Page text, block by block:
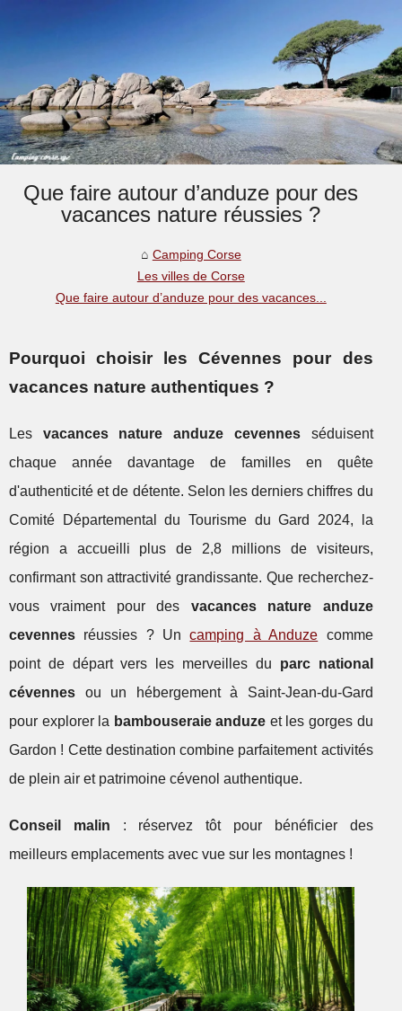
Que faire autour d’anduze pour des
vacances nature réussies ?
Camping Corse
Les villes de Corse
Que faire autour d’anduze pour des vacances...
Pourquoi choisir les Cévennes pour des
vacances nature authentiques ?
Les vacances nature anduze cevennesséduisent
chaque année davantage de familles en quête
d'authenticité et de détente. Selon les derniers chiffres du
Comité Départemental du Tourisme du Gard 2024, la
région a accueilli plus de 2,8 millions de visiteurs,
confirmant son attractivité grandissante. Que recherchez-
vous vraiment pour des vacances nature anduze
cevennes réussies ? Uncamping à Anduze comme
point de départ vers les merveilles du parc national
cévennes ou un hébergement à Saint-Jean-du-Gard
pour explorer la bambouseraie anduze et les gorges du
Gardon ! Cette destination combine parfaitement activités
de plein air et patrimoine cévenol authentique.
Conseil malin : réservez tôt pour bénéficier des
meilleurs emplacements avec vue sur les montagnes !